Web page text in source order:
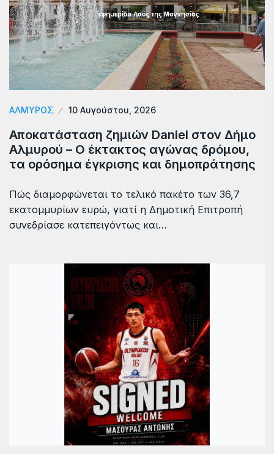
ΑΛΜΥΡΟΣ 10 Αυγούστου, 2026
Αποκατάσταση ζημιών Daniel στον Δήμο
Αλμυρού – Ο έκτακτος αγώνας δρόμου,
τα ορόσημα έγκρισης και δημοπράτησης
Πώς διαμορφώνεται το τελικό πακέτο των 36,7
εκατομμυρίων ευρώ, γιατί η Δημοτική Επιτροπή
συνεδρίασε κατεπειγόντως και…